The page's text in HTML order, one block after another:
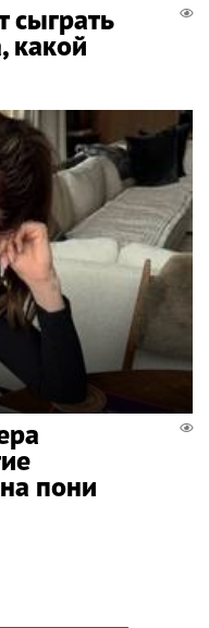
сыграть
какой
пони